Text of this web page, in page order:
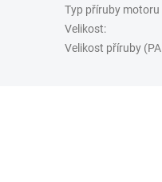
Typ příruby motoru
Velikost:
Velikost příruby